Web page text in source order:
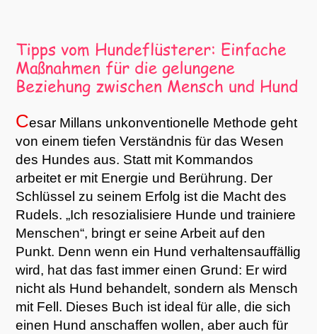
Cesar Millans unkonventionelle Methode geht
von einem tiefen Verständnis für das Wesen
des Hundes aus. Statt mit Kommandos
arbeitet er mit Energie und Berührung. Der
Schlüssel zu seinem Erfolg ist die Macht des
Rudels. „Ich resozialisiere Hunde und trainiere
Menschen“, bringt er seine Arbeit auf den
Punkt. Denn wenn ein Hund verhaltensauffällig
wird, hat das fast immer einen Grund: Er wird
nicht als Hund behandelt, sondern als Mensch
mit Fell. Dieses Buch ist ideal für alle, die sich
einen Hund anschaffen wollen, aber auch für